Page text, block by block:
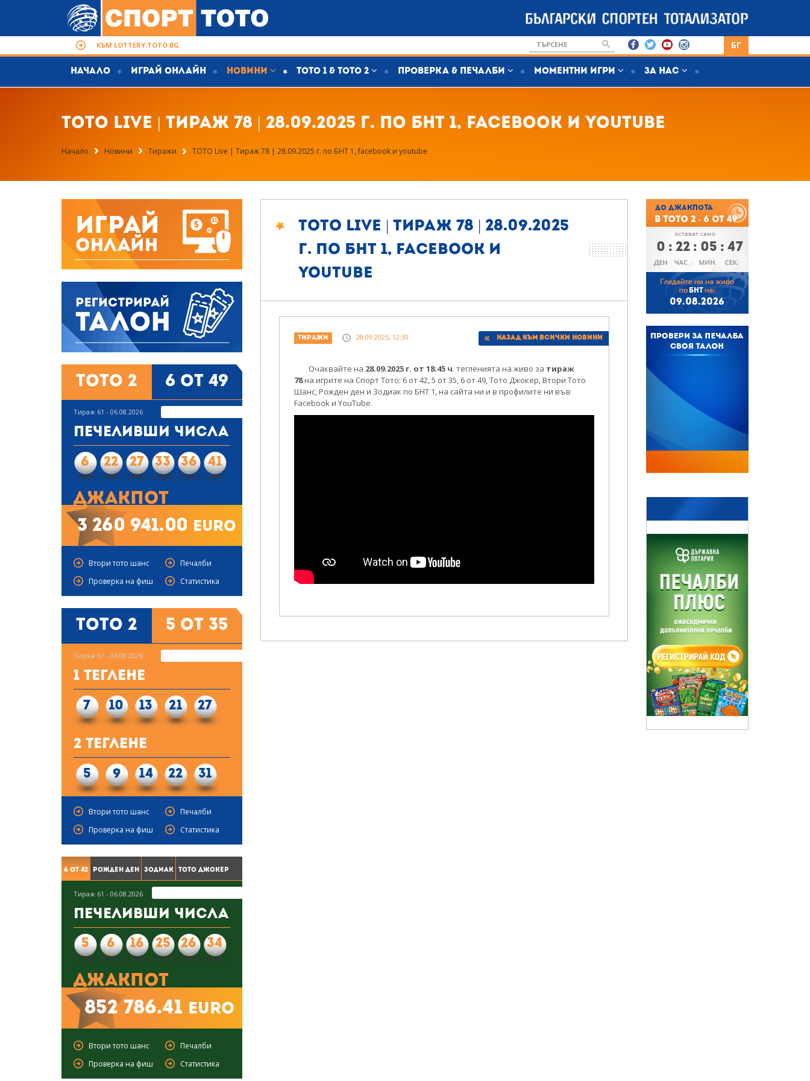
КЪМ LOTTERY.TOTO.BG БГ
Начало Играй Онлайн Новини Тото 1 & Тото 2 Проверка & печалби Моментни игри За нас
ТОТО Live | Тираж 78 | 28.09.2025 г. по БНТ 1, facebook и youtube
Начало Новини Тиражи ТОТО Live | Тираж 78 | 28.09.2025 г. по БНТ 1, facebook и youtube
ТОТО Live | Тираж 78 | 28.09.2025
г. по БНТ 1, facebook и
youtube
Тиражи 28.09.2025, 12:30 Назад към всички новини
Очаквайте на 28.09.2025 г. от 18:45 ч. тегленията на живо за тираж
78на игрите на Спорт Тото: 6 от 42, 5 от 35, 6 от 49, Тото Джокер, Втори Тото
Шанс, Рожден ден и Зодиак по БНТ 1, на сайта ни и в профилите ни във
Facebook и YouTube.
0 : 22 : 05 : 46
БНТ
09.08.2026
Тото 2 6 от 49
Тираж 61 - 06.08.2026
Печеливши числа
6 22 27 33 36 41
Джакпот
3 260 941.00 euro
Втори тото шанс
Печалби
Проверка на фиш
Статистика
Тото 2 5 от 35
Тираж 61 - 06.08.2026
1 Теглене
7 10 13 21 27
2 Теглене
5 9 14 22 31
Втори тото шанс
Печалби
Проверка на фиш
Статистика
6 от 42 Рожден ден Зодиак Тото Джокер
Тираж 61 - 06.08.2026
Печеливши числа
5 6 16 25 26 34
Джакпот
852 786.41 euro
Втори тото шанс
Печалби
Проверка на фиш
Статистика